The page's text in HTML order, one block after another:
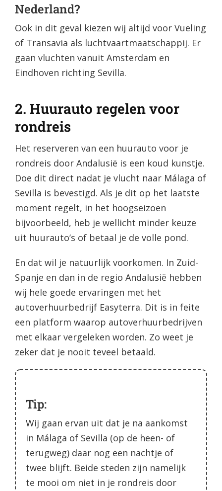
Nederland?
Ook in dit geval kiezen wij altijd voor Vueling
of Transavia als luchtvaartmaatschappij. Er
gaan vluchten vanuit Amsterdam en
Eindhoven richting Sevilla.
2. Huurauto regelen voor
rondreis
Het reserveren van een huurauto voor je
rondreis door Andalusië is een koud kunstje.
Doe dit direct nadat je vlucht naar Málaga of
Sevilla is bevestigd. Als je dit op het laatste
moment regelt, in het hoogseizoen
bijvoorbeeld, heb je wellicht minder keuze
uit huurauto’s of betaal je de volle pond.
En dat wil je natuurlijk voorkomen. In Zuid-
Spanje en dan in de regio Andalusië hebben
wij hele goede ervaringen met het
autoverhuurbedrijf Easyterra. Dit is in feite
een platform waarop autoverhuurbedrijven
met elkaar vergeleken worden. Zo weet je
zeker dat je nooit teveel betaald.
Tip:
Wij gaan ervan uit dat je na aankomst
in Málaga of Sevilla (op de heen- of
terugweg) daar nog een nachtje of
twee blijft. Beide steden zijn namelijk
te mooi om niet in je rondreis door